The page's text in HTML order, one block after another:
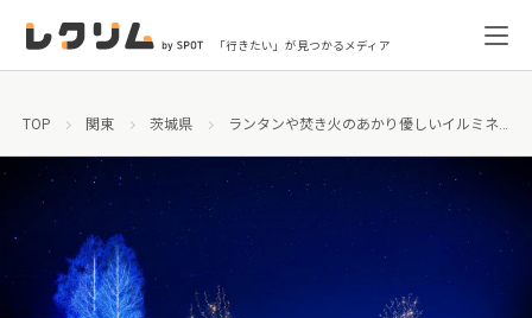
「行きたい」が見つかるメディア
TOP 関東 茨城県 ランタンや焚き火のあかり優しいイルミネーション「いばらきフラワーパーク イルミネーション2021−2022」開催